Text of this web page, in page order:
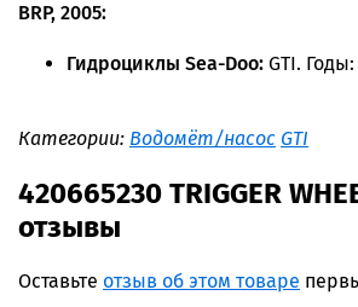
BRP, 2005:
Гидроциклы Sea-Doo: GTI.
Категории: Водомёт/насос GTI
420665230 TRIGGER
отзывы
Оставьте отзыв об этом товаре